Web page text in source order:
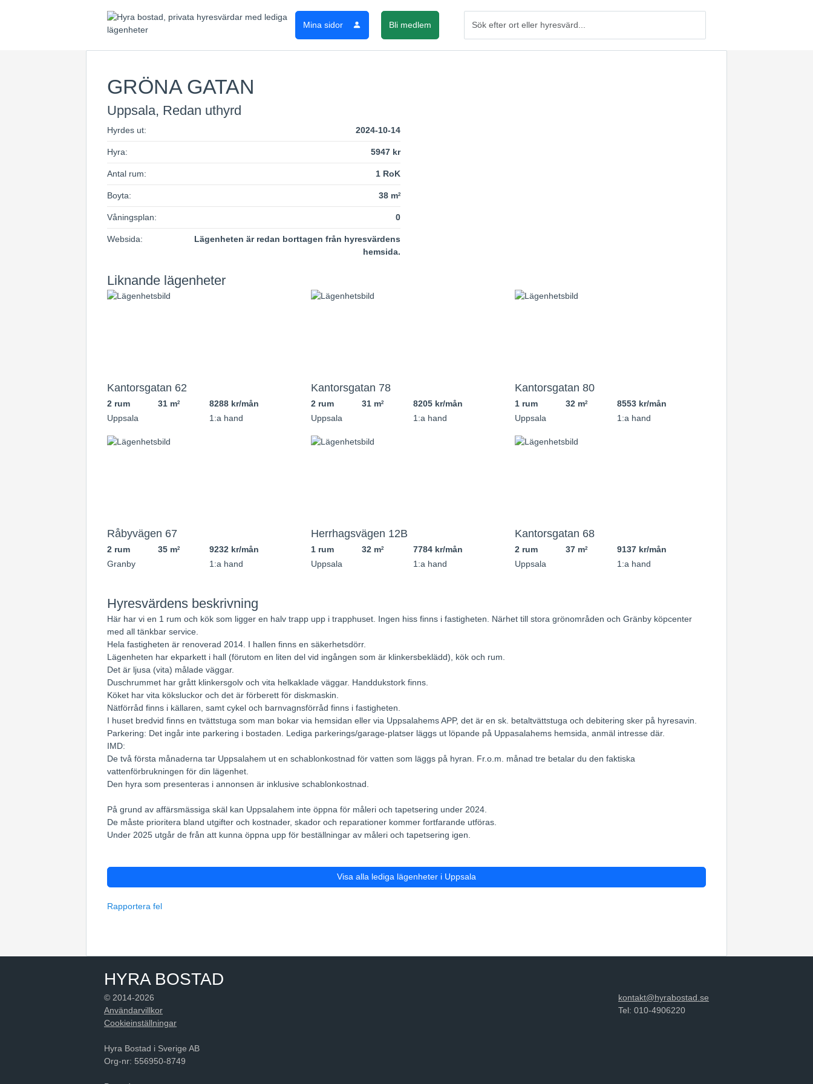
Mina sidor Bli medlem
GRÖNA GATAN
Uppsala, Redan uthyrd
Hyrdes ut: 2024-10-14
Hyra: 5947 kr
Antal rum: 1 RoK
Boyta: 38 m2
Våningsplan: 0
Websida:
Lägenheten är redan borttagen från hyresvärdens
hemsida.
Liknande lägenheter
Kantorsgatan 62
2 rum 31 m2
8288 kr/mån
Uppsala
1:a hand
Kantorsgatan 78
2 rum 31 m2
8205 kr/mån
Uppsala
1:a hand
Kantorsgatan 80
1 rum 32 m2
8553 kr/mån
Uppsala
1:a hand
Råbyvägen 67
2 rum 35 m2
9232 kr/mån
Granby
1:a hand
Herrhagsvägen 12B
1 rum 32 m2
7784 kr/mån
Uppsala
1:a hand
Kantorsgatan 68
2 rum 37 m2
9137 kr/mån
Uppsala
1:a hand
Hyresvärdens beskrivning
Här har vi en 1 rum och kök som ligger en halv trapp upp i trapphuset. Ingen hiss finns i fastigheten. Närhet till stora grönområden och Gränby köpcenter
med all tänkbar service.
Hela fastigheten är renoverad 2014. I hallen finns en säkerhetsdörr.
Lägenheten har ekparkett i hall (förutom en liten del vid ingången som är klinkersbeklädd), kök och rum.
Det är ljusa (vita) målade väggar.
Duschrummet har grått klinkersgolv och vita helkaklade väggar. Handdukstork finns.
Köket har vita köksluckor och det är förberett för diskmaskin.
Nätförråd finns i källaren, samt cykel och barnvagnsförråd finns i fastigheten.
I huset bredvid finns en tvättstuga som man bokar via hemsidan eller via Uppsalahems APP, det är en sk. betaltvättstuga och debitering sker på hyresavin.
Parkering: Det ingår inte parkering i bostaden. Lediga parkerings/garage-platser läggs ut löpande på Uppasalahems hemsida, anmäl intresse där.
IMD:
De två första månaderna tar Uppsalahem ut en schablonkostnad för vatten som läggs på hyran. Fr.o.m. månad tre betalar du den faktiska
vattenförbrukningen för din lägenhet.
Den hyra som presenteras i annonsen är inklusive schablonkostnad.
På grund av affärsmässiga skäl kan Uppsalahem inte öppna för måleri och tapetsering under 2024.
De måste prioritera bland utgifter och kostnader, skador och reparationer kommer fortfarande utföras.
Under 2025 utgår de från att kunna öppna upp för beställningar av måleri och tapetsering igen.
Visa alla lediga lägenheter i Uppsala
Rapportera fel
HYRA BOSTAD
kontakt@hyrabostad.se
Tel: 010-4906220
© 2014-2026
Användarvillkor
Cookieinställningar
Hyra Bostad i Sverige AB
Org-nr: 556950-8749